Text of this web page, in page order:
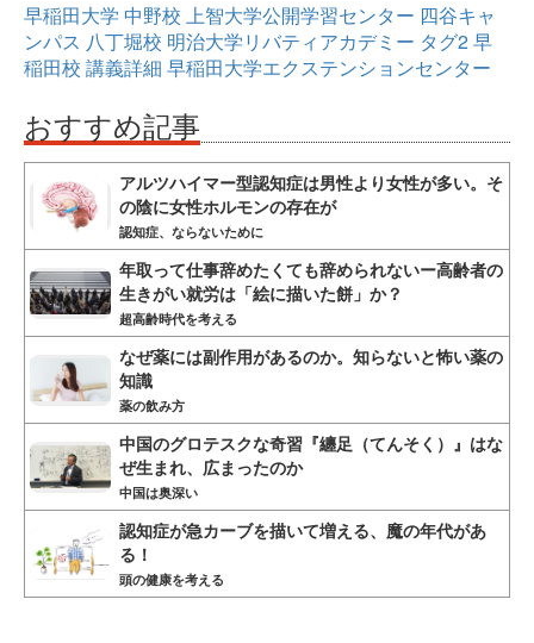
早稲田大学 中野校 上智大学公開学習センター 四谷キャ
ンパス 八丁堀校 明治大学リバティアカデミー タグ2早
稲田校 講義詳細 早稲田大学エクステンションセンター
おすすめ記事
アルツハイマー型認知症は男性より女性が多い。そ
の陰に女性ホルモンの存在が
認知症、ならないために
年取って仕事辞めたくても辞められないー高齢者の
生きがい就労は「絵に描いた餅」か？
超高齢時代を考える
なぜ薬には副作用があるのか。知らないと怖い薬の
知識
薬の飲み方
中国のグロテスクな奇習『纏足（てんそく）』はな
ぜ生まれ、広まったのか
中国は奥深い
認知症が急カーブを描いて増える、魔の年代があ
る！
頭の健康を考える